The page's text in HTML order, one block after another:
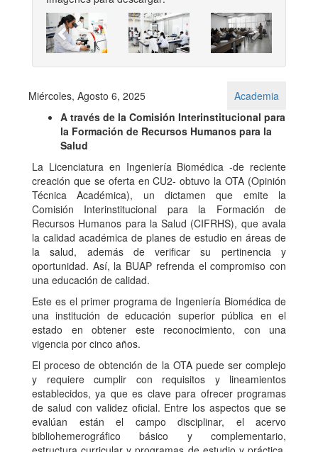
Previous Next
Miércoles, Agosto 6, 2025
Academia
A través de la Comisión Interinstitucional para
la Formación de Recursos Humanos para la
Salud
La Licenciatura en Ingeniería Biomédica -de reciente
creación que se oferta en CU2- obtuvo la OTA (Opinión
Técnica Académica), un dictamen que emite la
Comisión Interinstitucional para la Formación de
Recursos Humanos para la Salud (CIFRHS), que avala
la calidad académica de planes de estudio en áreas de
la salud, además de verificar su pertinencia y
oportunidad. Así, la BUAP refrenda el compromiso con
una educación de calidad.
Este es el primer programa de Ingeniería Biomédica de
una institución de educación superior pública en el
estado en obtener este reconocimiento, con una
vigencia por cinco años.
El proceso de obtención de la OTA puede ser complejo
y requiere cumplir con requisitos y lineamientos
establecidos, ya que es clave para ofrecer programas
de salud con validez oficial. Entre los aspectos que se
evalúan están el campo disciplinar, el acervo
bibliohemerográfico básico y complementario,